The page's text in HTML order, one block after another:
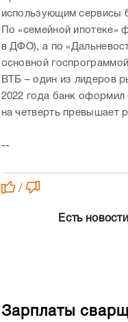
использующим сервисы
По «семейной ипотеке»
в ДФО), а по
основной
ВТБ – один из лидеров
2022 года банк
на четверть превышает
--
/
Есть
Зарплаты